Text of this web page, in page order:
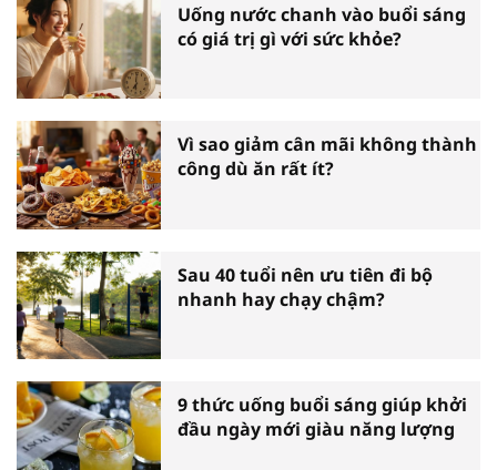
Uống nước chanh vào buổi sáng
có giá trị gì với sức khỏe?
Vì sao giảm cân mãi không thành
công dù ăn rất ít?
Sau 40 tuổi nên ưu tiên đi bộ
nhanh hay chạy chậm?
9 thức uống buổi sáng giúp khởi
đầu ngày mới giàu năng lượng